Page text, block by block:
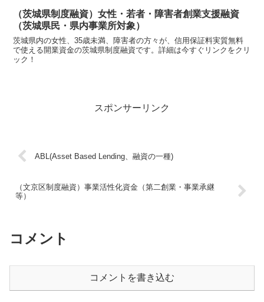
（茨城県制度融資）女性・若者・障害者創業支援融資
（茨城県民・県内事業所対象）
茨城県内の女性、35歳未満、障害者の方々が、信用保証料実質無料
で使える開業資金の茨城県制度融資です。詳細は今すぐリンクをクリ
ック！
スポンサーリンク
ABL(Asset Based Lending、融資の一種)
（文京区制度融資）事業活性化資金（第二創業・事業承継
等）
コメント
コメントを書き込む